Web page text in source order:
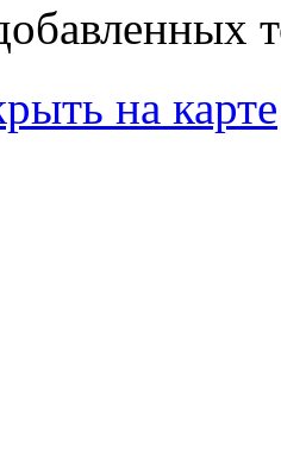
на карте